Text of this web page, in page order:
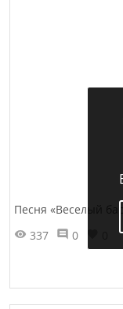
Песня «Веселый
337
0